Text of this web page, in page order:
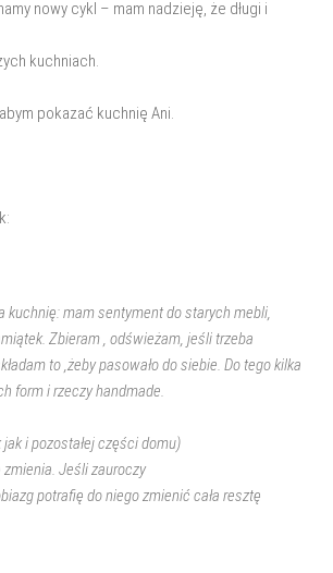
nowy cykl – mam nadzieję, że długi i
kuchniach.
pokazać kuchnię Ani.
kuchnię: mam sentyment do starych mebli,
Zbieram , odświeżam, jeśli trzeba
to ,żeby pasowało do siebie. Do tego kilka
form i rzeczy handmade.
jak i pozostałej części domu)
Jeśli zauroczy
potrafię do niego zmienić cała resztę